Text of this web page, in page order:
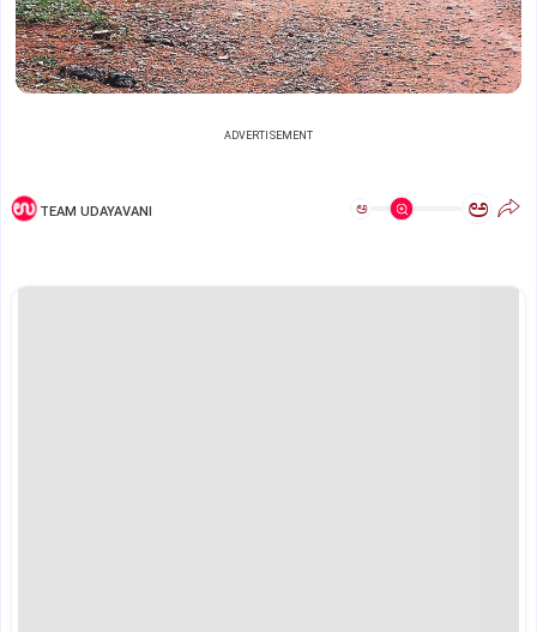
ADVERTISEMENT
TEAM UDAYAVANI ಅ ಅ